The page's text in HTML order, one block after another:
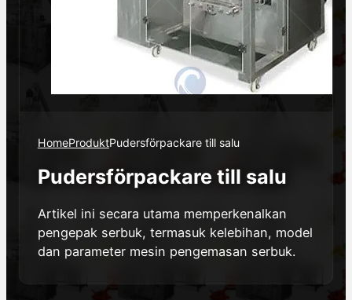
HomeProduktPudersförpackare till salu
Pudersförpackare till salu
Artikel ini secara utama memperkenalkan
pengepak serbuk, termasuk kelebihan, model
dan parameter mesin pengemasan serbuk.